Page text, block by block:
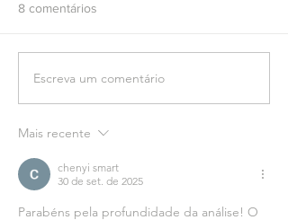
O "novo normal" nas
8 comentários
Escreva um comentário
Mais recente
chenyi smart
30 de set. de 2025
Parabéns pela profundidade da análise! O